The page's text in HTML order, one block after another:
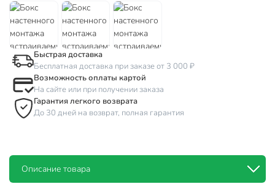
Быстрая доставка
Бесплатная доставка при заказе от 3 000 ₽
Возможность оплаты картой
На сайте или при получении заказа
Гарантия легкого возврата
До 30 дней на возврат, полная гарантия
Описание товара